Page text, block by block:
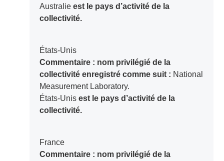
Australieest le pays d’activité de la
collectivité.
États-Unis
Commentaire : nom privilégié de la
collectivité enregistré comme suit : National
Measurement Laboratory.
États-Unisest le pays d’activité de la
collectivité.
France
Commentaire : nom privilégié de la